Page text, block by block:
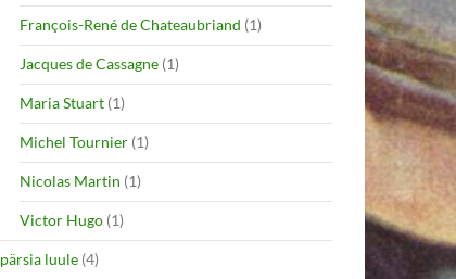
François-René de Chateaubriand (1)
Jacques de Cassagne (1)
Maria Stuart (1)
Michel Tournier (1)
Nicolas Martin (1)
Victor Hugo (1)
pärsia luule (4)